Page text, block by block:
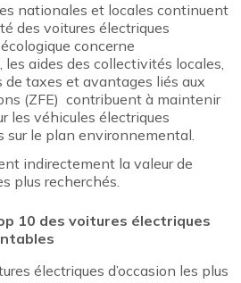
nationales et locales continuent
des voitures électriques
concerne
aides des collectivités locales,
taxes et avantages liés aux
(ZFE) contribuent à maintenir
les véhicules électriques
sur le plan environnemental.
indirectement la valeur de
plus recherchés.
10 des voitures électriques
électriques d’occasion les plus